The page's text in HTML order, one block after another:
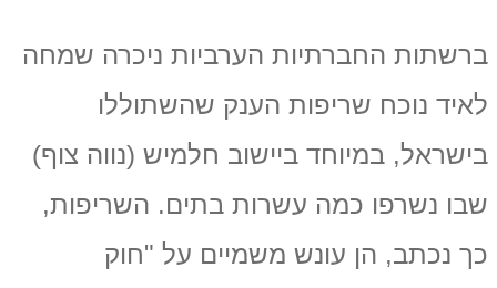
ברשתות החברתיות הערביות ניכרה שמחה
לאיד נוכח שריפות הענק שהשתוללו
בישראל, במיוחד ביישוב חלמיש (נווה צוף)
שבו נשרפו כמה עשרות בתים. השריפות,
כך נכתב, הן עונש משמיים על "חוק